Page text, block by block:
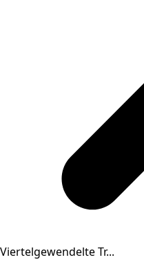
Viertelgewendelte Tr...